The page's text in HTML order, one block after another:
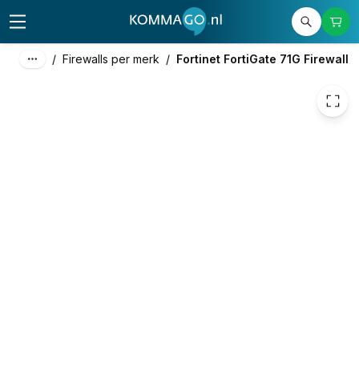
/ Firewalls per merk / Fortinet FortiGate 71G Firewall
excl. btw